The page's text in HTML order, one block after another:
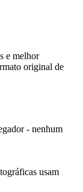
e melhor
original de
- nenhum
usam